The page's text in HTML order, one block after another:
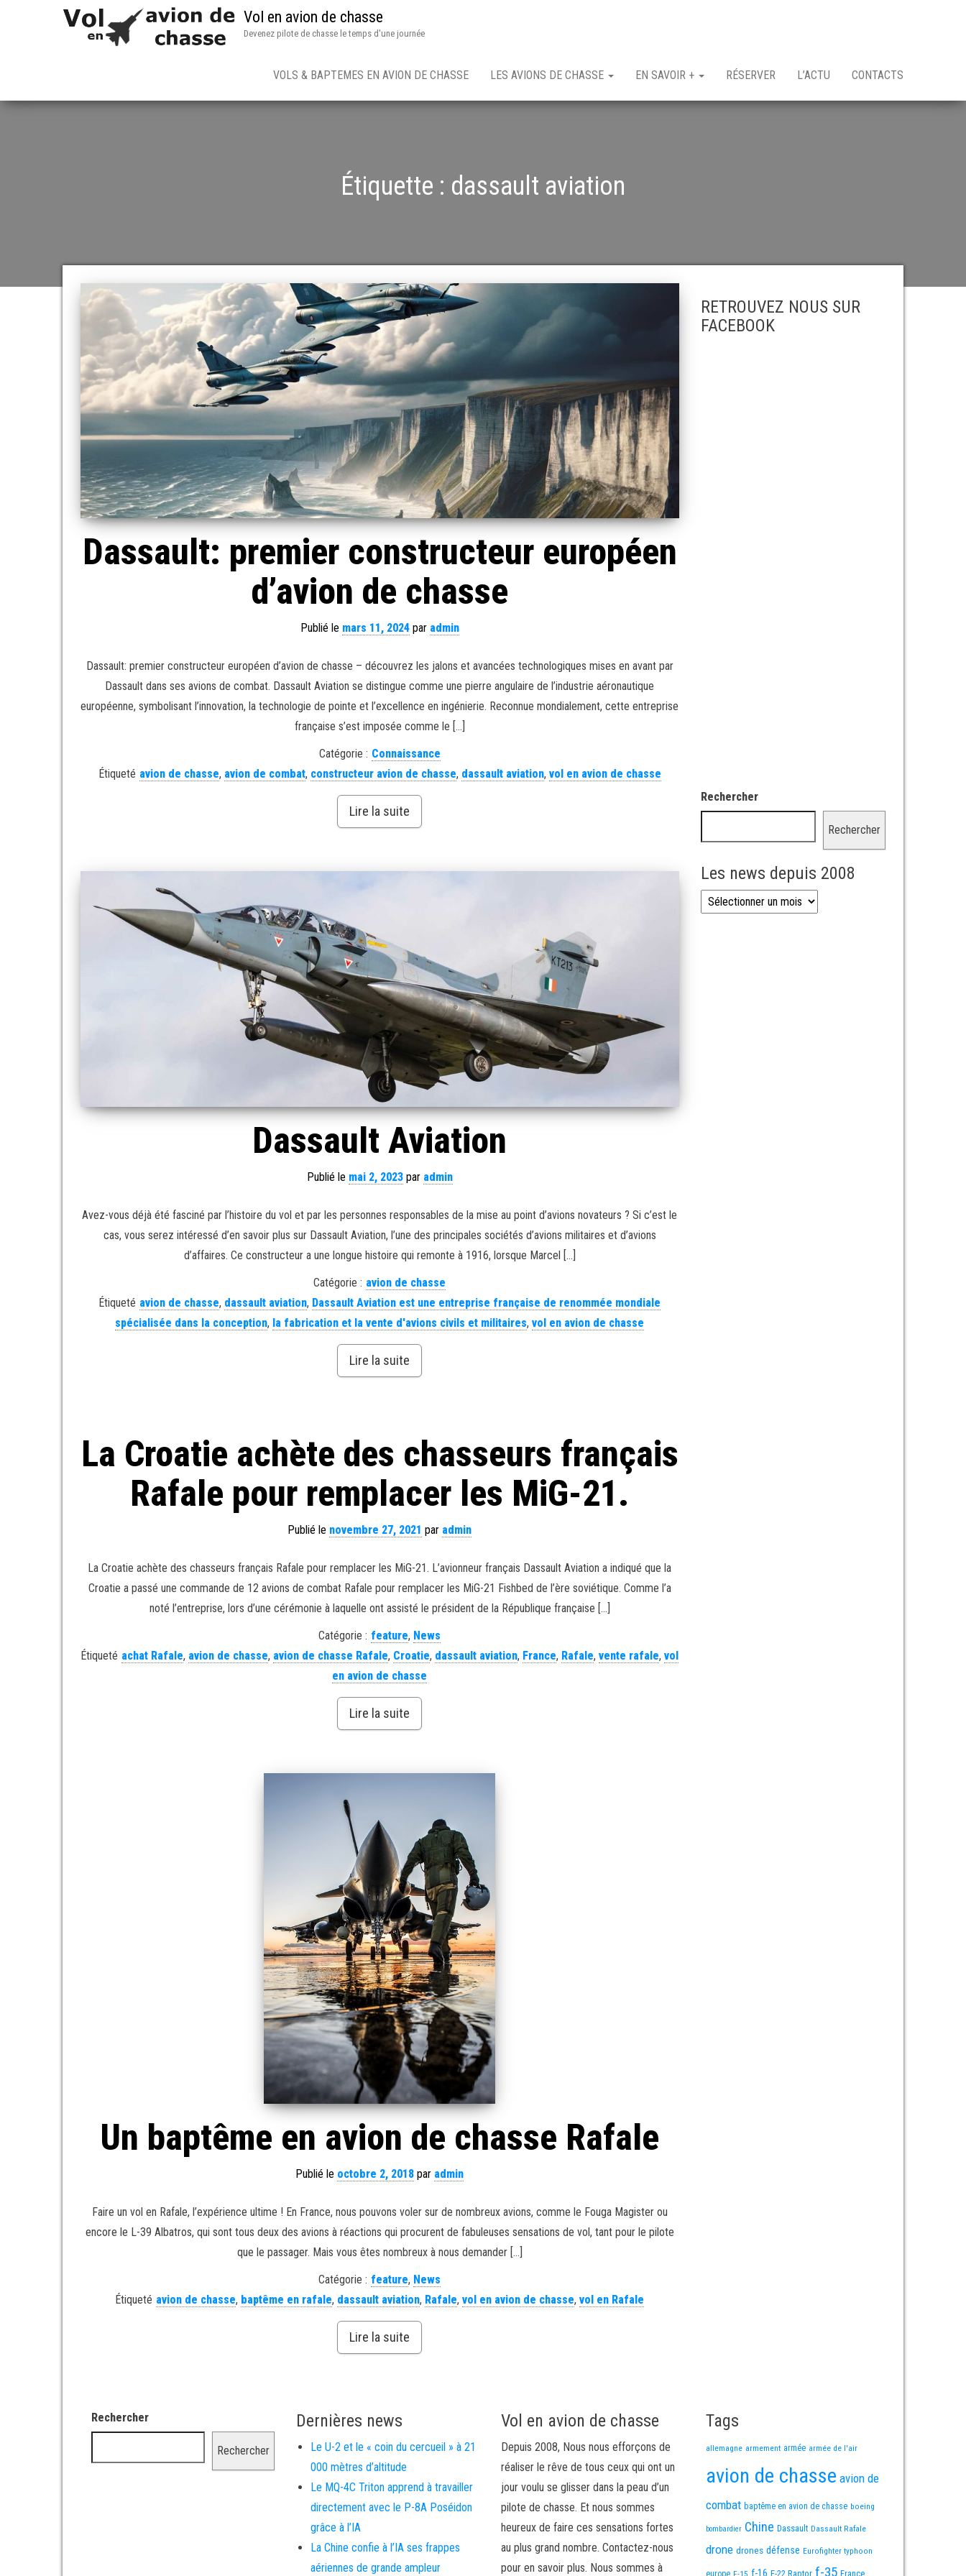
Vol en avion de chasse
Devenez pilote de chasse le temps d'une journée
VOLS & BAPTEMES EN AVION DE CHASSE LES AVIONS DE CHASSE EN SAVOIR + RÉSERVER L’ACTU CONTACTS
Étiquette : dassault aviation
Dassault: premier constructeur européen
d’avion de chasse
Publié le mars 11, 2024par admin
Dassault: premier constructeur européen d’avion de chasse – découvrez les jalons et avancées technologiques mises en avant par
Dassault dans ses avions de combat. Dassault Aviation se distingue comme une pierre angulaire de l’industrie aéronautique
européenne, symbolisant l’innovation, la technologie de pointe et l’excellence en ingénierie. Reconnue mondialement, cette entreprise
française s’est imposée comme le […]
Catégorie : Connaissance
Étiqueté avion de chasse, avion de combat, constructeur avion de chasse, dassault aviation, vol en avion de chasse
Lire la suite
Dassault Aviation
Publié le mai 2, 2023par admin
Avez-vous déjà été fasciné par l’histoire du vol et par les personnes responsables de la mise au point d’avions novateurs ? Si c’est le
cas, vous serez intéressé d’en savoir plus sur Dassault Aviation, l’une des principales sociétés d’avions militaires et d’avions
d’affaires. Ce constructeur a une longue histoire qui remonte à 1916, lorsque Marcel […]
Catégorie : avion de chasse
Étiqueté avion de chasse, dassault aviation, Dassault Aviation est une entreprise française de renommée mondiale
spécialisée dans la conception, la fabrication et la vente d'avions civils et militaires,vol en avion de chasse
Lire la suite
La Croatie achète des chasseurs français
Rafale pour remplacer les MiG-21.
Publié le novembre 27, 2021 par admin
La Croatie achète des chasseurs français Rafale pour remplacer les MiG-21. L’avionneur français Dassault Aviation a indiqué que la
Croatie a passé une commande de 12 avions de combat Rafale pour remplacer les MiG-21 Fishbed de l’ère soviétique. Comme l’a
noté l’entreprise, lors d’une cérémonie à laquelle ont assisté le président de la République française […]
Catégorie : feature, News
Étiqueté achat Rafale, avion de chasse, avion de chasse Rafale, Croatie, dassault aviation, France, Rafale,vente rafale,vol
en avion de chasse
Lire la suite
Un baptême en avion de chasse Rafale
Publié le octobre 2, 2018 par admin
Faire un vol en Rafale, l’expérience ultime ! En France, nous pouvons voler sur de nombreux avions, comme le Fouga Magister ou
encore le L-39 Albatros, qui sont tous deux des avions à réactions qui procurent de fabuleuses sensations de vol, tant pour le pilote
que le passager. Mais vous êtes nombreux à nous demander […]
Catégorie : feature, News
Étiqueté avion de chasse, baptême en rafale, dassault aviation, Rafale,vol en avion de chasse,vol en Rafale
Lire la suite
RETROUVEZ NOUS SUR
FACEBOOK
Rechercher
Rechercher
Les news depuis 2008
Les news depuis 2008
Rechercher
Rechercher
Dernières news
Le U-2 et le « coin du cercueil » à 21
000 mètres d’altitude
Le MQ-4C Triton apprend à travailler
directement avec le P-8A Poséidon
grâce à l’IA
La Chine confie à l’IA ses frappes
aériennes de grande ampleur
Vol en avion de chasse
Depuis 2008, Nous nous efforçons de
réaliser le rêve de tous ceux qui ont un
jour voulu se glisser dans la peau d’un
pilote de chasse. Et nous sommes
heureux de faire ces sensations fortes
au plus grand nombre. Contactez-nous
pour en savoir plus. Nous sommes à
Tags
allemagne armement armée armée de l'air
avion de chasse avion de
combat baptême en avion de chasse boeing
bombardier Chine Dassault Dassault Rafale
drone drones défense Eurofighter typhoon
europe F-15 f-16 F-22 Raptor f-35 France